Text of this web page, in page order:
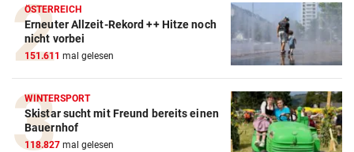
ÖSTERREICH
Erneuter Allzeit-Rekord ++ Hitze noch
nicht vorbei
151.611 mal gelesen
WINTERSPORT
Skistar sucht mit Freund bereits einen
Bauernhof
118.827 mal gelesen